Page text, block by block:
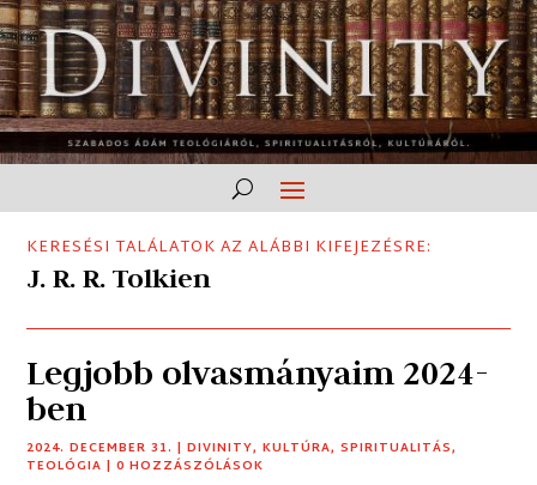
KERESÉSI TALÁLATOK AZ ALÁBBI KIFEJEZÉSRE:
J. R. R. Tolkien
Legjobb olvasmányaim 2024-
ben
2024. DECEMBER 31. |DIVINITY,KULTÚRA,SPIRITUALITÁS,
TEOLÓGIA | 0 HOZZÁSZÓLÁSOK